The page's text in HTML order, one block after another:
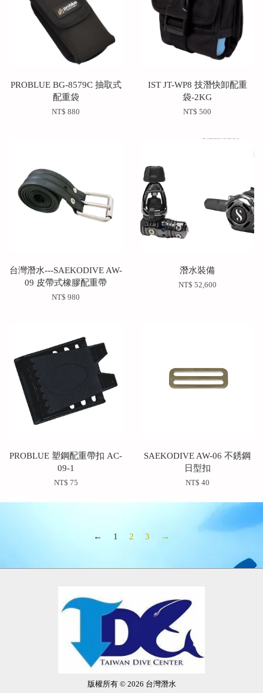
PROBLUE BG-8579C 抽取式
配重袋
NT$ 880
IST JT-WP8 技潛快卸配重
袋-2KG
NT$ 500
台灣潛水---SAEKODIVE AW-
09 皮帶式橡膠配重帶
NT$ 980
潛水裝備
NT$ 52,600
PROBLUE 塑鋼配重帶扣 AC-
09-1
NT$ 75
SAEKODIVE AW-06 不銹鋼
日型扣
NT$ 40
← 1 2 3 →
版權所有 © 2026 台灣潛水